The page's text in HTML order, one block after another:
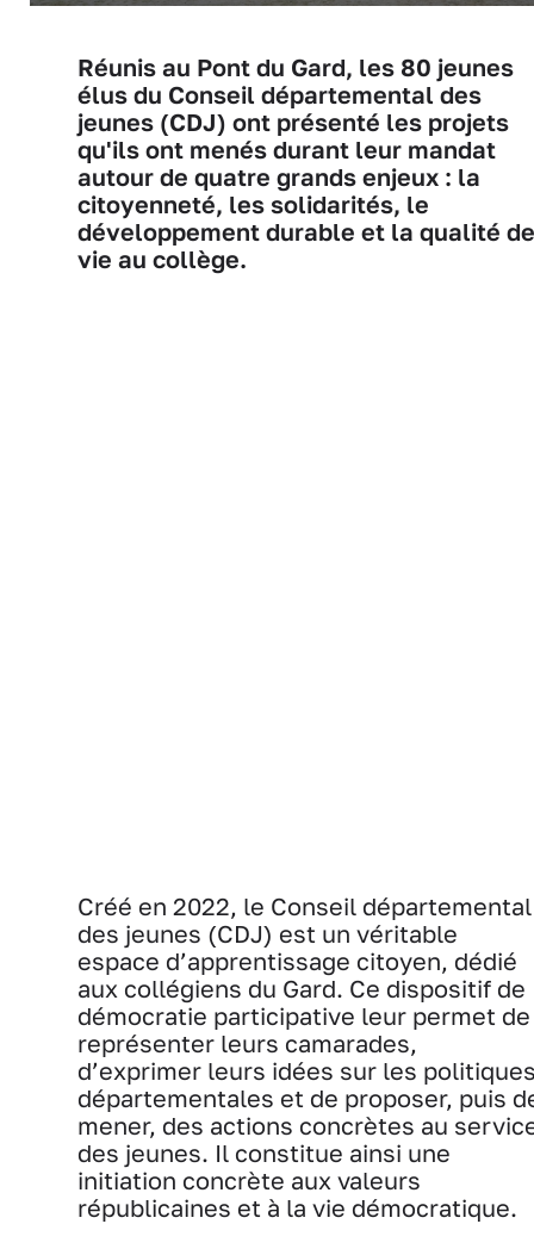
Réunis au Pont du Gard, les 80 jeunes
élus du Conseil départemental des
jeunes (CDJ) ont présenté les projets
qu'ils ont menés durant leur mandat
autour de quatre grands enjeux : la
citoyenneté, les solidarités, le
développement durable et la qualité de
vie au collège.
Créé en 2022, le Conseil départemental
des jeunes (CDJ) est un véritable
espace d’apprentissage citoyen, dédié
aux collégiens du Gard. Ce dispositif de
démocratie participative leur permet de
représenter leurs camarades,
d’exprimer leurs idées sur les
départementales et de proposer, puis
mener, des actions concrètes au
des jeunes. Il constitue ainsi une
initiation concrète aux valeurs
républicaines et à la vie démocratique.